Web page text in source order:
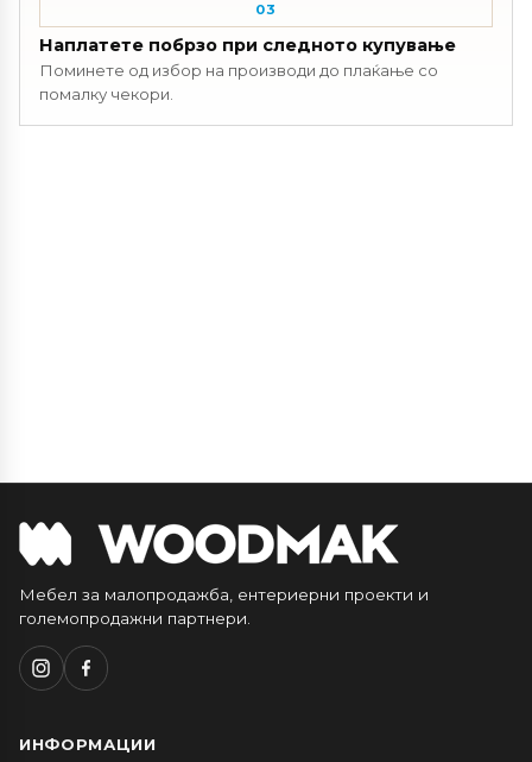
03
Наплатете побрзо при следното купување
Поминете од избор на производи до плаќање со
помалку чекори.
Мебел за малопродажба, ентериерни проекти и
големопродажни партнери.
ИНФОРМАЦИИ